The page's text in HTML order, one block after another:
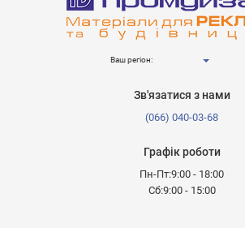
Ваш регіон:
Зв'язатися з нами
(066) 040-03-68
Графік роботи
Пн-Пт:9:00 - 18:00
Сб:9:00 - 15:00